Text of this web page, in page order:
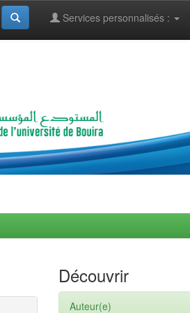
Services personnalisés :
Découvrir
Auteur(e)